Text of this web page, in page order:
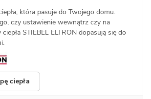
która pasuje do Twojego domu.
czy ustawienie wewnątrz czy na
STIEBEL ELTRON dopasują się do
ciepła